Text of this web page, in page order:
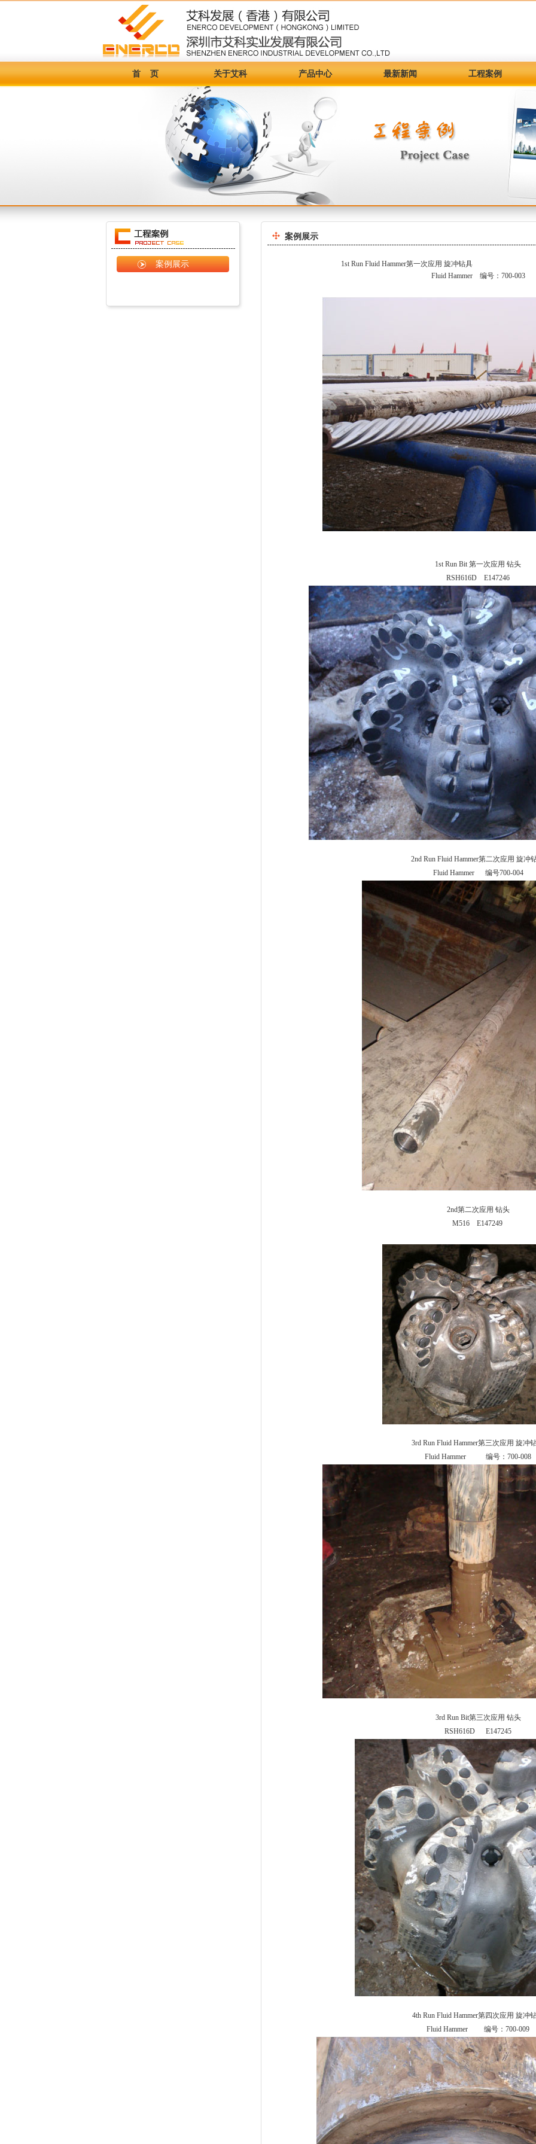
首 页 关于艾科 产品中心 最新新闻 工程案例
案例展示
案例展示
1st Run Fluid Hammer第一次应用 旋冲钻具
Fluid Hammer 编号：700-003
1st Run Bit 第一次应用 钻头
RSH616D E147246
2nd Run Fluid Hammer第二次应用 旋冲
Fluid Hammer 编号700-004
2nd第二次应用 钻头
M516 E147249
3rd Run Fluid Hammer第三次应用 旋冲
Fluid Hammer 编号：700-008
3rd Run Bit第三次应用 钻头
RSH616D E147245
4th Run Fluid Hammer第四次应用 旋冲
Fluid Hammer 编号：700-009